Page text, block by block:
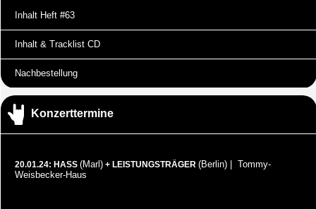
Inhalt Heft #63
Inhalt & Tracklist CD
Nachbestellung
Konzerttermine
20.01.24: HASS (Marl) + LEISTUNGSTRÄGER (Berlin) | Tommy-
Weisbecker-Haus